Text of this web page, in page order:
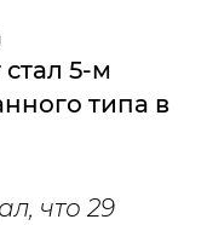
5-м
типа в
что 29